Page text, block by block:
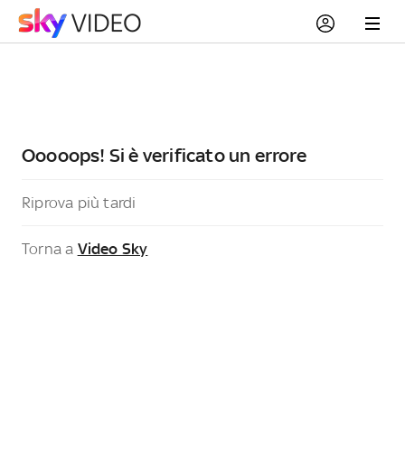
Ooooops! Si è verificato un errore
Riprova più tardi
Torna a Video Sky